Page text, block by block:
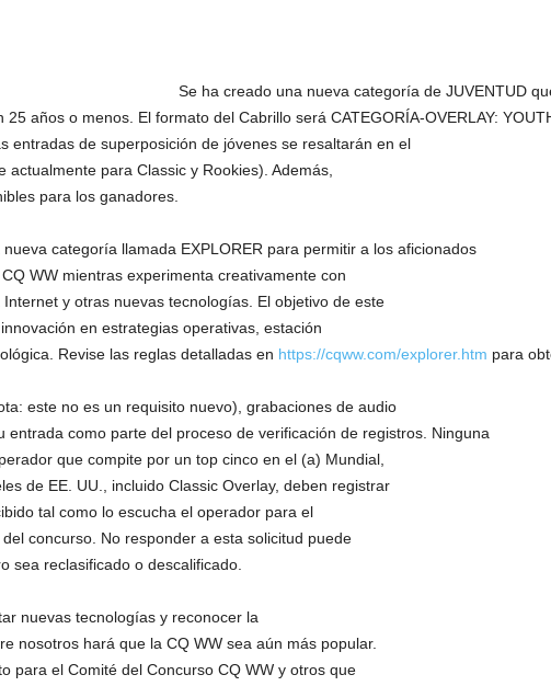
Se ha creado una nueva categoría de JUVENTUD
años o menos. El formato del Cabrillo será CATEGORÍA-OVERLAY:
entradas de superposición de jóvenes se resaltarán en el
actualmente para Classic y Rookies). Además,
para los ganadores.
categoría llamada EXPLORER para permitir a los aficionados
WW mientras experimenta creativamente con
y otras nuevas tecnologías. El objetivo de este
en estrategias operativas, estación
Revise las reglas detalladas en https://cqww.com/explorer.htm para
este no es un requisito nuevo), grabaciones de audio
entrada como parte del proceso de verificación de registros. Ninguna
que compite por un top cinco en el (a) Mundial,
de EE. UU., incluido Classic Overlay, deben registrar
tal como lo escucha el operador para el
concurso. No responder a esta solicitud puede
sea reclasificado o descalificado.
nuevas tecnologías y reconocer la
nosotros hará que la CQ WW sea aún más popular.
para el Comité del Concurso CQ WW y otros que